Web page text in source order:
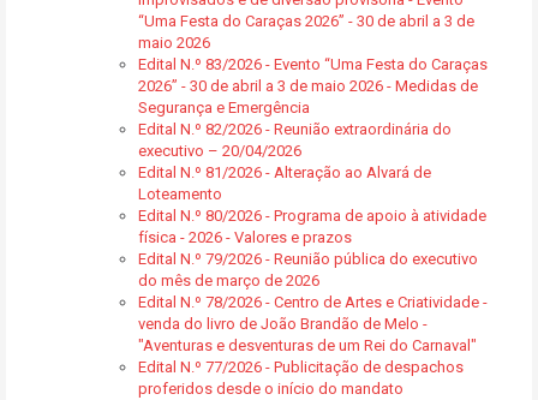
“Uma Festa do Caraças 2026” - 30 de abril a 3 de
maio 2026
Edital N.º 83/2026 - Evento “Uma Festa do Caraças
2026” - 30 de abril a 3 de maio 2026 - Medidas de
Segurança e Emergência
Edital N.º 82/2026 - Reunião extraordinária do
executivo – 20/04/2026
Edital N.º 81/2026 - Alteração ao Alvará de
Loteamento
Edital N.º 80/2026 - Programa de apoio à atividade
física - 2026 - Valores e prazos
Edital N.º 79/2026 - Reunião pública do executivo
do mês de março de 2026
Edital N.º 78/2026 - Centro de Artes e Criatividade -
venda do livro de João Brandão de Melo -
"Aventuras e desventuras de um Rei do Carnaval"
Edital N.º 77/2026 - Publicitação de despachos
proferidos desde o início do mandato